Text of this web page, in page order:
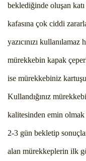
beklediğinde oluşan katı
kafasına çok ciddi
yazıcınızı
mürekkebin kapak
ise mürekkebiniz
Kullandığınız
kalitesinden emin
2-3 gün bekletip
alan mürekkeplerin ilk